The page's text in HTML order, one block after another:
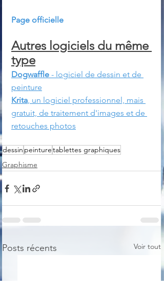
Page officielle
Autres logiciels du même
type
Dogwaffle - logiciel de dessin et de
peinture
Krita, un logiciel professionnel, mais
gratuit, de traitement d'images et de
retouches photos
dessin peinturetablettes graphiques
Graphisme
Posts récents Voir tout